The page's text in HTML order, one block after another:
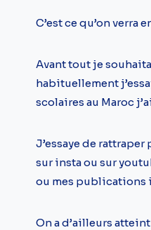
C’est ce qu’on verra
Avant tout je
habituellement
scolaires au Maroc
J’essaye de
sur insta ou sur
ou mes publications
On a d’ailleurs